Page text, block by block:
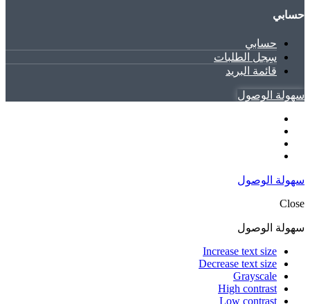
حسابي
حسابي
سِجل الطلبات
قائمة البريد
سهولة الوصول
سهولة الوصول
Close
سهولة الوصول
Increase text size
Decrease text size
Grayscale
High contrast
Low contrast